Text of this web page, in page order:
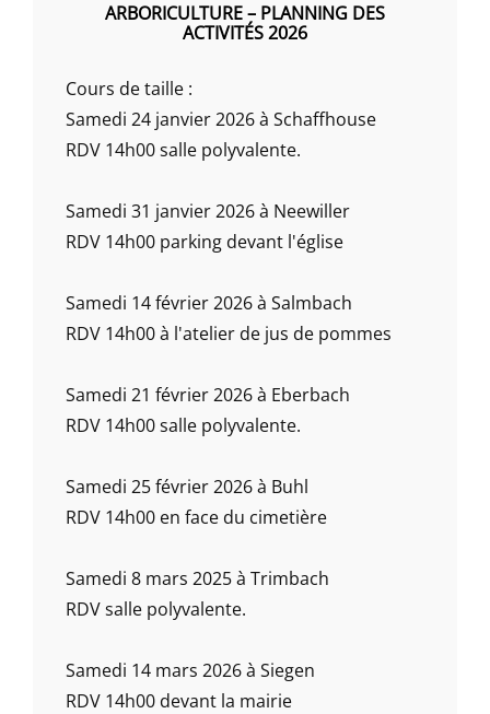
ARBORICULTURE – PLANNING DES
ACTIVITÉS 2026
Cours de taille :
Samedi 24 janvier 2026 à Schaffhouse
RDV 14h00 salle polyvalente.
Samedi 31 janvier 2026 à Neewiller
RDV 14h00 parking devant l'église
Samedi 14 février 2026 à Salmbach
RDV 14h00 à l'atelier de jus de pommes
Samedi 21 février 2026 à Eberbach
RDV 14h00 salle polyvalente.
Samedi 25 février 2026 à Buhl
RDV 14h00 en face du cimetière
Samedi 8 mars 2025 à Trimbach
RDV salle polyvalente.
Samedi 14 mars 2026 à Siegen
RDV 14h00 devant la mairie